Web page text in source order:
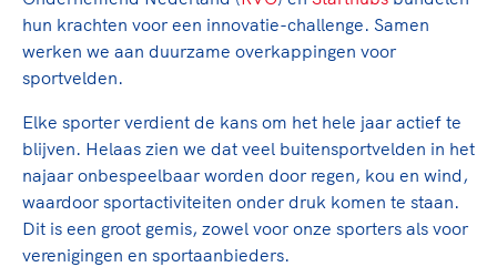
Lees verder
hun krachten voor een innovatie-challenge. Samen
werken we aan duurzame overkappingen voor
sportvelden.
Elke sporter verdient de kans om het hele jaar actief te
blijven. Helaas zien we dat veel buitensportvelden in het
najaar onbespeelbaar worden door regen, kou en wind,
waardoor sportactiviteiten onder druk komen te staan.
Dit is een groot gemis, zowel voor onze sporters als voor
verenigingen en sportaanbieders.